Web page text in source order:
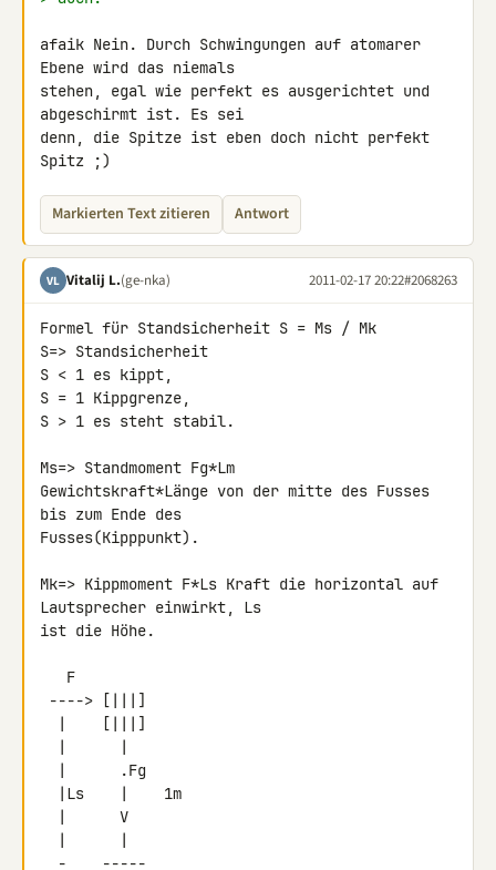
afaik Nein. Durch Schwingungen auf atomarer
Ebene wird das niemals
stehen, egal wie perfekt es ausgerichtet und
abgeschirmt ist. Es sei
denn, die Spitze ist eben doch nicht perfekt
Spitz ;)
Markierten Text zitieren Antwort
VL Vitalij L.(ge-nka) 2011-02-17 20:22#2068263
Formel für Standsicherheit S = Ms / Mk
S=> Standsicherheit
S < 1 es kippt,
S = 1 Kippgrenze,
S > 1 es steht stabil.
Ms=> Standmoment Fg*Lm
Gewichtskraft*Länge von der mitte des Fusses
bis zum Ende des
Fusses(Kipppunkt).
Mk=> Kippmoment F*Ls Kraft die horizontal auf
Lautsprecher einwirkt, Ls
ist die Höhe.